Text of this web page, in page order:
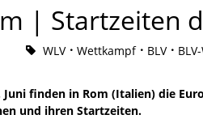
| Startzeiten
WLV Wettkampf BLV
Juni finden in Rom (Italien) die
und ihren Startzeiten.